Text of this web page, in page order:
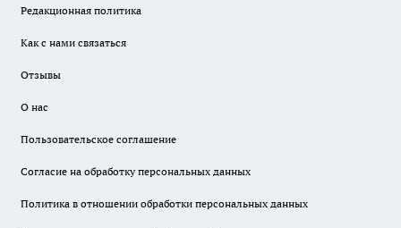
Редакционная политика
Как с нами связаться
Отзывы
О нас
Пользовательское соглашение
Согласие на обработку персональных данных
Политика в отношении обработки персональных данных